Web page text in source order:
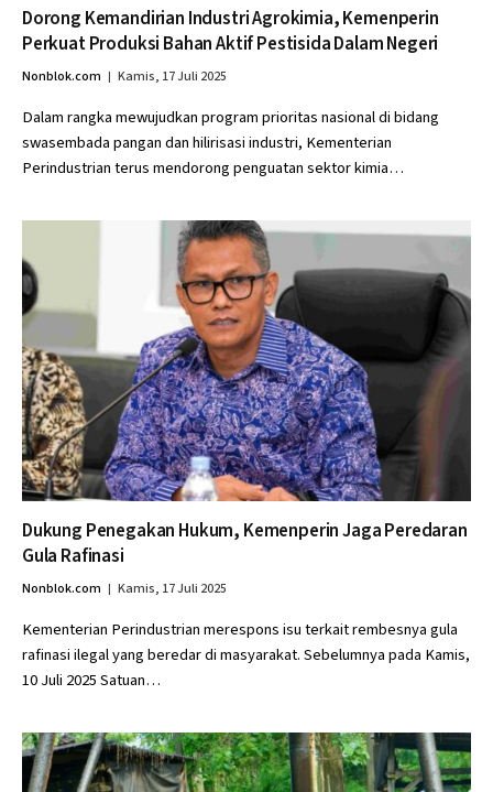
Dorong Kemandirian Industri Agrokimia, Kemenperin
Perkuat Produksi Bahan Aktif Pestisida Dalam Negeri
Nonblok.com Kamis, 17 Juli 2025
Dalam rangka mewujudkan program prioritas nasional di bidang
swasembada pangan dan hilirisasi industri, Kementerian
Perindustrian terus mendorong penguatan sektor kimia…
Dukung Penegakan Hukum, Kemenperin Jaga Peredaran
Gula Rafinasi
Nonblok.com Kamis, 17 Juli 2025
Kementerian Perindustrian merespons isu terkait rembesnya gula
rafinasi ilegal yang beredar di masyarakat. Sebelumnya pada Kamis,
10 Juli 2025 Satuan…